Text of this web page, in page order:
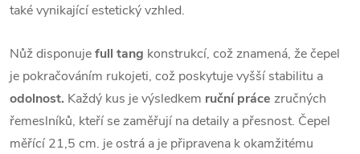
také vynikající estetický vzhled.
Nůž disponujefull tang konstrukcí, což znamená, že čepel
je pokračováním rukojeti, což poskytuje vyšší stabilitu a
odolnost. Každý kus je výsledkem ruční práce zručných
řemeslníků, kteří se zaměřují na detaily a přesnost. Čepel
měřící 21,5 cm. je ostrá a je připravena k okamžitému